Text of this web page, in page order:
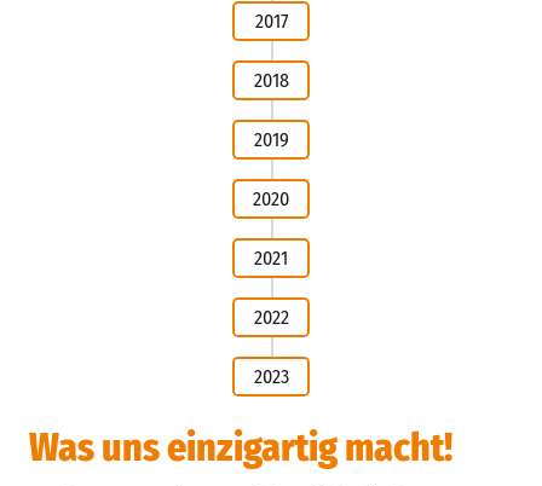
2017
2018
2019
2020
2021
2022
2023
Was uns einzigartig macht!